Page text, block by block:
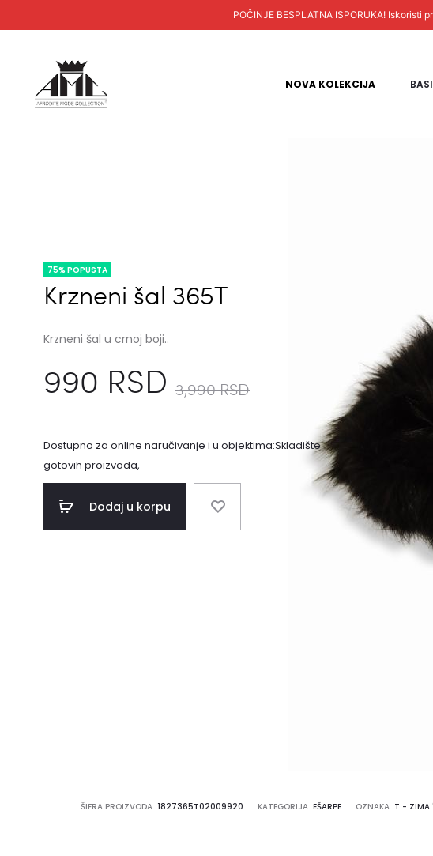
POČINJE BESPLATNA ISPORUKA!
NOVA KOLEKCIJA
75% POPUSTA
Krzneni šal 365T
Krzneni šal u crnoj boji..
3,990RSD
990 RSD
Dostupno za online naručivanje i u objektima:Skladište
gotovih proizvoda,
Dodaj u korpu
ŠIFRA PROIZVODA: 1827365T02009920 KATEGORIJA: EŠARPE OZNAKA: T - ZIMA